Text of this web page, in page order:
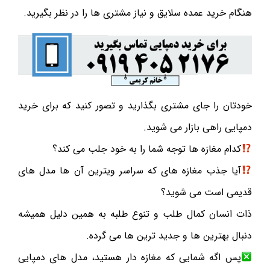
هنگام خرید عمده سلایق و نیاز مشتری ها را در نظر بگیرید.
خودتان را جای مشتری بگذارید و تصور کنید که برای خرید
دمپایی راهی بازار می شوید.
کدام مغازه ها توجه شما را به خود جلب می کند؟
آیا جذب مغازه های که سراسر ویترین آن ها مدل های
قدیمی است می شوید؟
ذات انسان کمال طلب و تنوع طلبه به همین دلیل همیشه
دنبال بهترین ها و جدید ترین ها می گرده.
پس اگه شمایی که مغازه دار هستید، مدل های دمپایی